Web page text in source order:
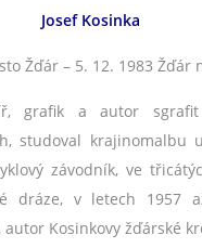
Josef Kosinka
Žďár – 5. 12. 1983 Žďár
grafik a autor
studoval krajinomalbu
závodník, ve
dráze, v letech 1957
Kosinkovy žďárské